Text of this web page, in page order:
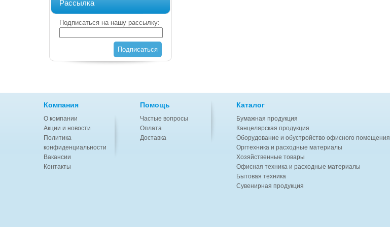
Рассылка
Подписаться на нашу рассылку:
Подписаться
Компания
О компании
Акции и новости
Политика
конфиденциальности
Вакансии
Контакты
Помощь
Частые вопросы
Оплата
Доставка
Каталог
Бумажная продукция
Канцелярская продукция
Оборудование и обустройство офисного помещения
Оргтехника и расходные материалы
Хозяйственные товары
Офисная техника и расходные материалы
Бытовая техника
Сувенирная продукция